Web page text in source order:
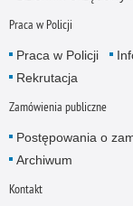
Praca w Policji
Praca w Policji
Rekrutacja
Zamówienia publiczne
Postępowania o
Archiwum
Kontakt